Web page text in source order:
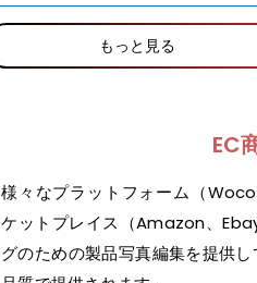
もっと見る
EC
様々なプラットフォーム（
ケットプレイス（Amazon、
グのための製品写真編集を提供